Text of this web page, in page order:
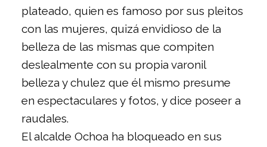
plateado, quien es famoso por sus pleitos
con las mujeres, quizá envidioso de la
belleza de las mismas que compiten
deslealmente con su propia varonil
belleza y chulez que él mismo presume
en espectaculares y fotos, y dice poseer a
raudales.
El alcalde Ochoa ha bloqueado en sus